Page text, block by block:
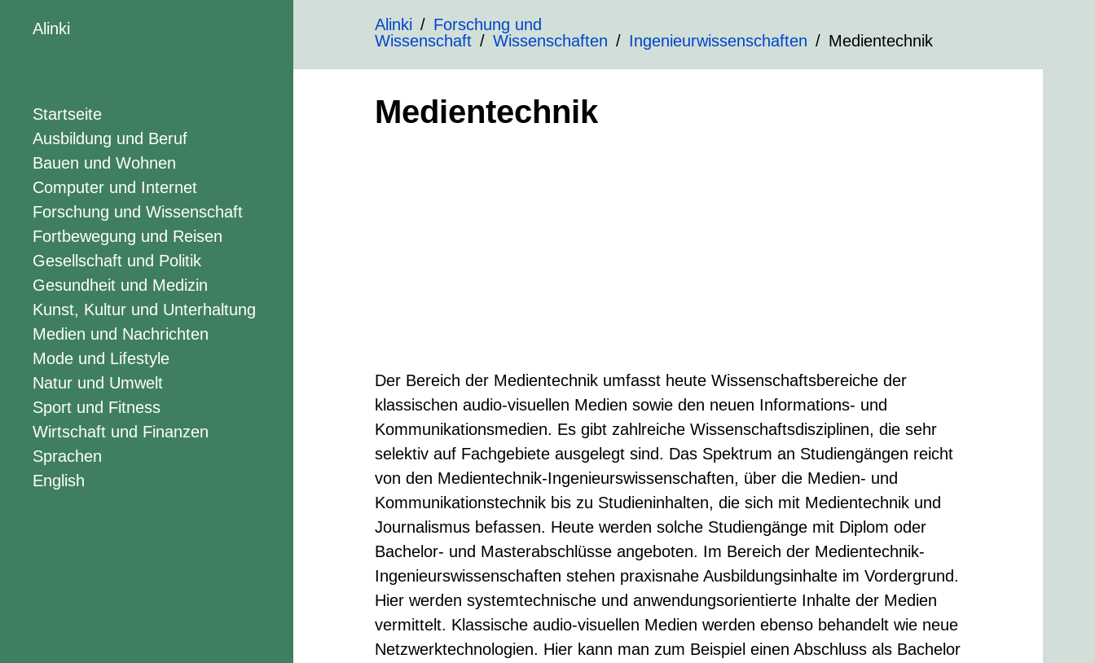
Alinki Alinki
Forschung und
Wissenschaft
Wissenschaften Ingenieurwissenschaften Medientechnik
Startseite
Ausbildung und Beruf
Bauen und Wohnen
Computer und Internet
Forschung und Wissenschaft
Fortbewegung und Reisen
Gesellschaft und Politik
Gesundheit und Medizin
Kunst, Kultur und Unterhaltung
Medien und Nachrichten
Mode und Lifestyle
Natur und Umwelt
Sport und Fitness
Wirtschaft und Finanzen
Sprachen
English
Medientechnik
Der Bereich der Medientechnik umfasst heute Wissenschaftsbereiche der
klassischen audio-visuellen Medien sowie den neuen Informations- und
Kommunikationsmedien. Es gibt zahlreiche Wissenschaftsdisziplinen, die sehr
selektiv auf Fachgebiete ausgelegt sind. Das Spektrum an Studiengängen reicht
von den Medientechnik-Ingenieurswissenschaften, über die Medien- und
Kommunikationstechnik bis zu Studieninhalten, die sich mit Medientechnik und
Journalismus befassen. Heute werden solche Studiengänge mit Diplom oder
Bachelor- und Masterabschlüsse angeboten. Im Bereich der Medientechnik-
Ingenieurswissenschaften stehen praxisnahe Ausbildungsinhalte im Vordergrund.
Hier werden systemtechnische und anwendungsorientierte Inhalte der Medien
vermittelt. Klassische audio-visuellen Medien werden ebenso behandelt wie neue
Netzwerktechnologien. Hier kann man zum Beispiel einen Abschluss als Bachelor